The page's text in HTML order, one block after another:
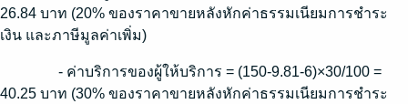
26.84 บาท (20% ของราคาขายหลังหักค่าธรรมเนียมการชำระ
เงิน และภาษีมูลค่าเพิ่ม)
- ค่าบริการของผู้ให้บริการ = (150-9.81-6)×30/100 =
40.25 บาท (30% ของราคาขายหลังหักค่าธรรมเนียมการชำระ